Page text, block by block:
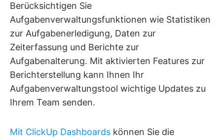
Berücksichtigen Sie
Aufgabenverwaltungsfunktionen wie Statistiken
zur Aufgabenerledigung, Daten zur
Zeiterfassung und Berichte zur
Aufgabenalterung. Mit aktivierten Features zur
Berichterstellung kann Ihnen Ihr
Aufgabenverwaltungstool wichtige Updates zu
Ihrem Team senden.
Mit ClickUp Dashboards können Sie die